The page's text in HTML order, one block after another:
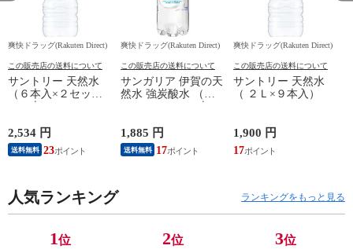
爽快ドラッグ(Rakuten Direct)
この販売店の送料について
サントリー 天然水
（６本入×２セット
（１本２Ｌ））
2,534 円
送料無料 23
爽快ドラッグ(Rakuten Direct)
この販売店の送料について
サンガリア 伊賀の天
然水 強炭酸水 （５
００ｍｌ＊２４本
1,885 円
送料無料 17
爽快ドラッグ(Rakuten Direct)
この販売店の送料について
サントリー 天然水
（ ２Ｌ×９本入）
1,900 円
17
人気ランキング ランキングをもっと見る
1位 2位 3位